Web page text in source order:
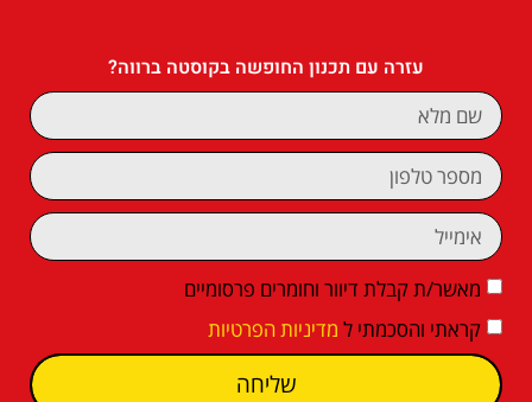
עזרה עם תכנון החופשה בקוסטה ברווה?
מאשר/ת קבלת דיוור וחומרים פרסומיים
קראתי והסכמתי ל מדיניות הפרטיות
שליחה